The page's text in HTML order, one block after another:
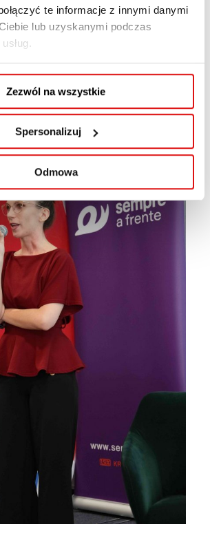
te informacje z innymi danymi
lub uzyskanymi podczas
Zezwól na wszystkie
Spersonalizuj
Odmowa